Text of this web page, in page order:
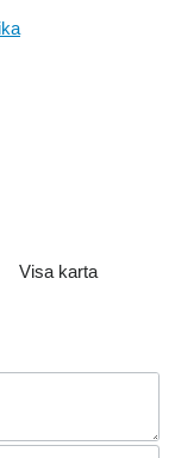
Visa karta